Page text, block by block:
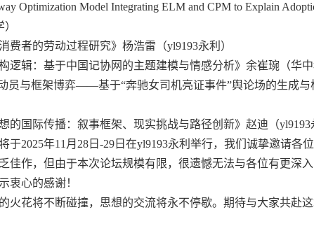
Optimization Model Integrating ELM and CPM to Explain
费者的劳动过程研究》杨浩雷（yl9193永利）
逻辑：基于中国记协网的主题建模与情感分析》余崔琬（华中
员与框架博弈——基于“奔驰女司机亮证事件”舆论场的生成与
的国际传播：叙事框架、现实挑战与路径创新》赵迪（yl9193
于2025年11月28日-29日在yl9193永利举行，我们诚挚邀请各
佳作，但由于本次论坛规模有限，很遗憾无法与各位有更深
衷心的感谢！
火花将不断碰撞，思想的交流将永不停歇。期待与大家共赴